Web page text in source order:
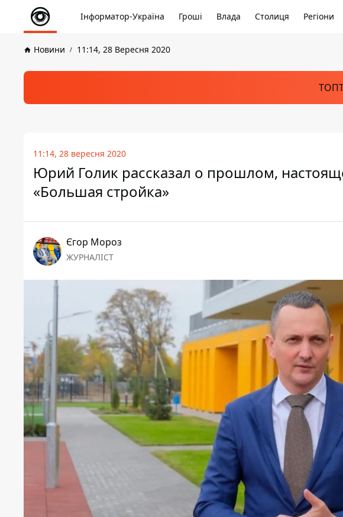
Інформатор-Україна Гроші Влада Столиця Регіони
Новини 11:14, 28 Вересня 2020
11:14, 28 вересня 2020
Юрий Голик рассказал о прошлом,
«Большая стройка»
Єгор Мороз
ЖУРНАЛІСТ